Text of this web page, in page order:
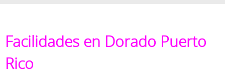
Facilidades en Dorado Puerto
Rico